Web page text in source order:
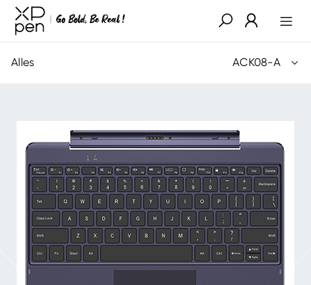
Alles ACK08-A